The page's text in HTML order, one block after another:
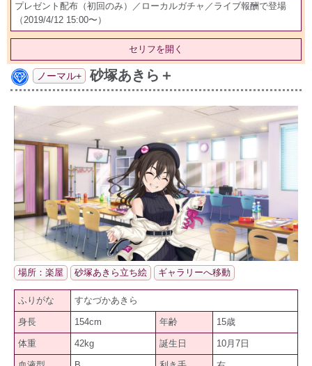
プレゼント配布（初回のみ）／ローカルガチャ／ライブ報酬で登場
（2019/4/12 15:00〜）
セリフを開く
ノーマル+ 砂塚あきら＋
場所：楽屋 砂塚あきら立ち絵 ギャラリーへ移動
ふりがな すなづかあきら
身長 154cm 年齢 15歳
体重 42kg 誕生日 10月7日